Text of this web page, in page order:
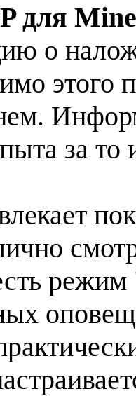
для
о
этого
за то